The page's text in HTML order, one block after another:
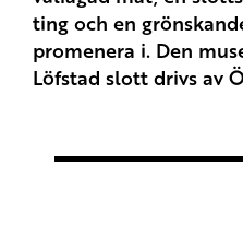
ting och en
promenera i. Den
Löfstad slott drivs av